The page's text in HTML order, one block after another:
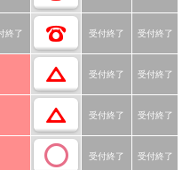
終了 受付終了 受付終了
受付終了 受付終了
受付終了 受付終了
受付終了 受付終了